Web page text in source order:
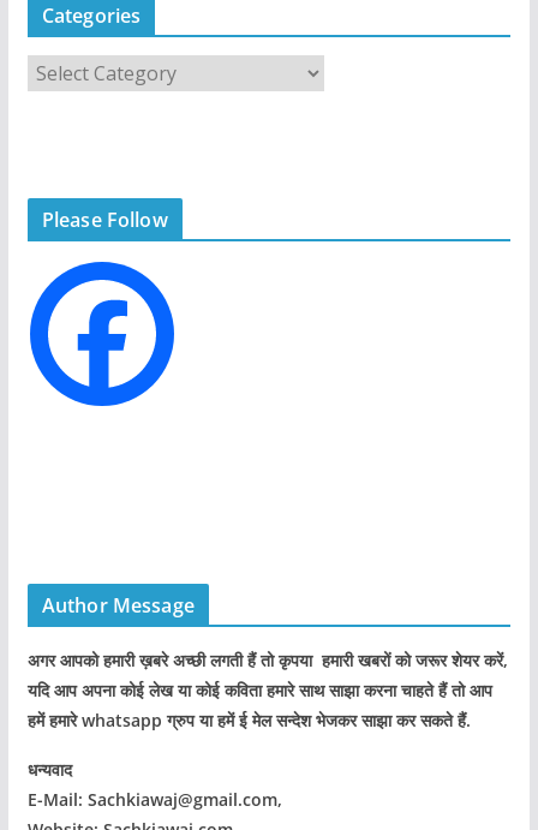
Categories
a
r
e
s
Please Follow
Author Message
अगर आपको हमारी ख़बरे अच्छी लगती हैं तो कृपया हमारी खबरों को जरूर शेयर करें,
यदि आप अपना कोई लेख या कोई कविता हमारे साथ साझा करना चाहते हैं तो आप
हमें हमारे whatsapp ग्रुप या हमें ई मेल सन्देश भेजकर साझा कर सकते हैं.
धन्यवाद
E-Mail: Sachkiawaj@gmail.com,